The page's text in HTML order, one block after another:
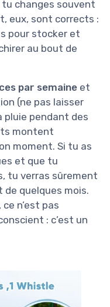
changes souvent
eux, sont corrects :
pour stocker et
au bout de
par semaine et
(ne pas laisser
pluie pendant des
montent
moment. Si tu as
et que tu
tu verras sûrement
quelques mois.
n’est pas
: c’est un